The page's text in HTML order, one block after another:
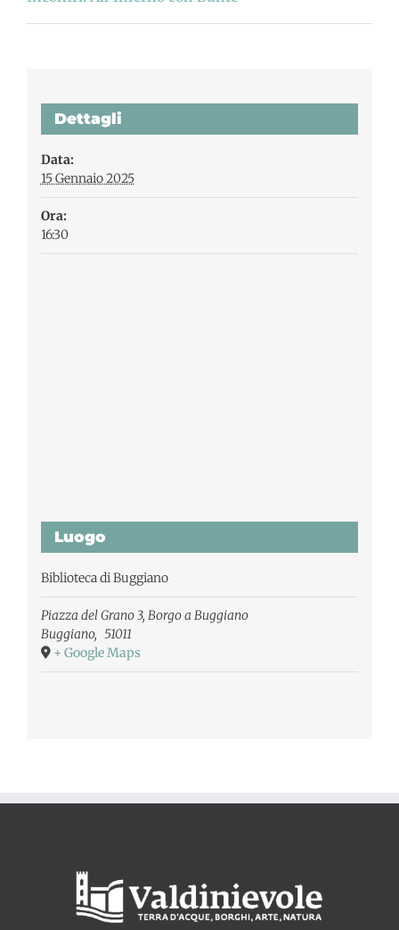
Dettagli
Data:
15 Gennaio 2025
Ora:
16:30
Luogo
Biblioteca di Buggiano
Piazza del Grano 3, Borgo a Buggiano
Buggiano, 51011
+ Google Maps